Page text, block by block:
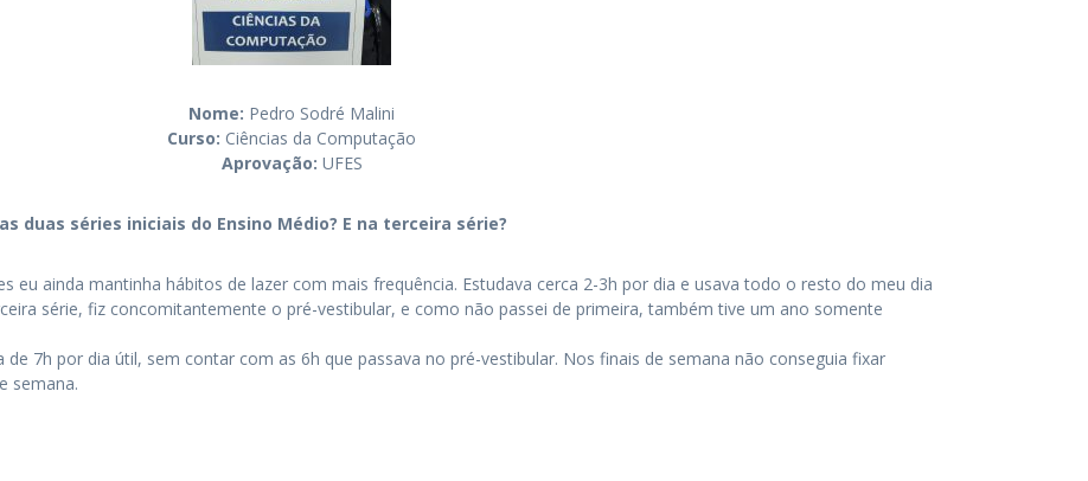
Nome: Pedro Sodré Malini
Curso: Ciências da Computação
Aprovação: UFES
duas séries iniciais do Ensino Médio? E na terceira série?
eu ainda mantinha hábitos de lazer com mais frequência. Estudava cerca 2-3h por dia e usava todo o resto do meu dia
série, fiz concomitantemente o pré-vestibular, e como não passei de primeira, também tive um ano somente
7h por dia útil, sem contar com as 6h que passava no pré-vestibular. Nos finais de semana não conseguia fixar
semana.